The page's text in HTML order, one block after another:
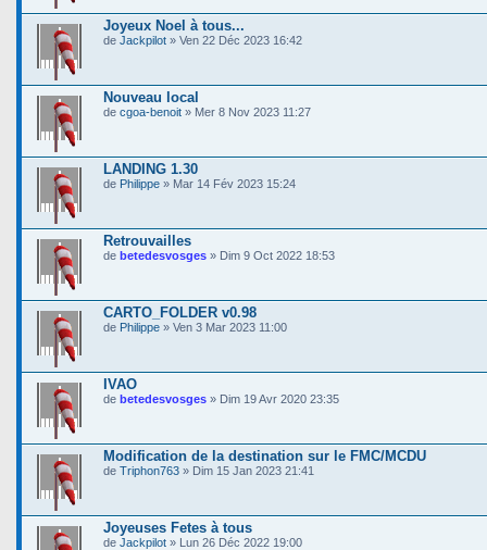
Joyeux Noel à tous...
de Jackpilot » Ven 22 Déc 2023 16:42
Nouveau local
de cgoa-benoit » Mer 8 Nov 2023 11:27
LANDING 1.30
de Philippe » Mar 14 Fév 2023 15:24
Retrouvailles
de betedesvosges » Dim 9 Oct 2022 18:53
CARTO_FOLDER v0.98
de Philippe » Ven 3 Mar 2023 11:00
IVAO
de betedesvosges » Dim 19 Avr 2020 23:35
Modification de la destination sur le FMC/MCDU
de Triphon763 » Dim 15 Jan 2023 21:41
Joyeuses Fetes à tous
de Jackpilot » Lun 26 Déc 2022 19:00